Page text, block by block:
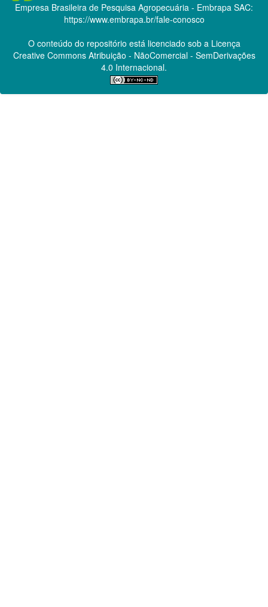
Empresa Brasileira de Pesquisa Agropecuária - Embrapa SAC:
https://www.embrapa.br/fale-conosco
O conteúdo do repositório está licenciado sob a Licença
Creative CommonsAtribuição - NãoComercial - SemDerivações
4.0 Internacional.